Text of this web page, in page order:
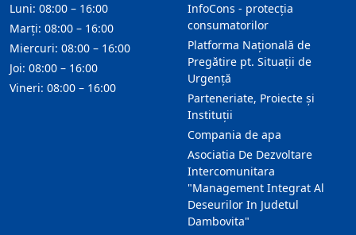
InfoCons - protecția
consumatorilor
Platforma Națională de
Pregătire pt. Situații de
Urgență
Parteneriate, Proiecte și
Instituții
Compania de apa
Asociatia De Dezvoltare
Intercomunitara
"Management Integrat Al
Deseurilor In Judetul
Dambovita"
Luni: 08:00 – 16:00
Marți: 08:00 – 16:00
Miercuri: 08:00 – 16:00
Joi: 08:00 – 16:00
Vineri: 08:00 – 16:00